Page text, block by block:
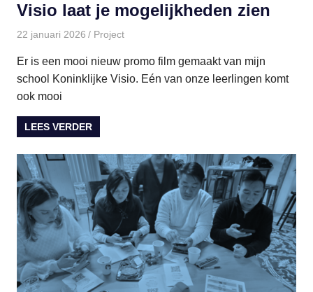
Visio laat je mogelijkheden zien
22 januari 2026 paulinem
Project
Er is een mooi nieuw promo film gemaakt van mijn
school Koninklijke Visio. Eén van onze leerlingen komt
ook mooi
LEES VERDER